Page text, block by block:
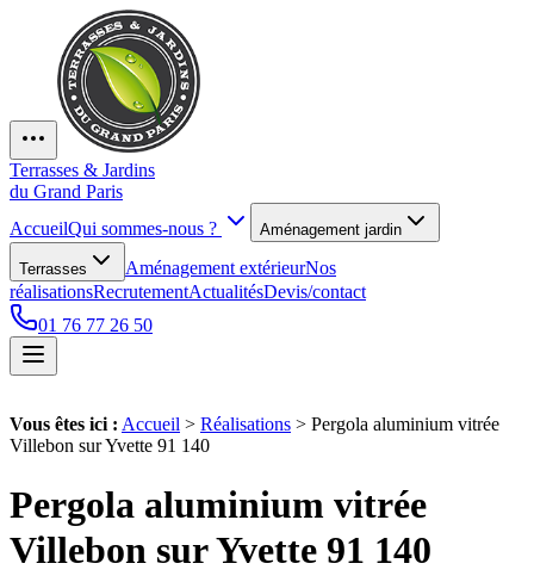
Terrasses & Jardins
du Grand Paris
AccueilQui sommes-nous ? Aménagement jardin
Terrasses Aménagement extérieurNos
réalisationsRecrutementActualitésDevis/contact
01 76 77 26 50
Vous êtes ici : Accueil > Réalisations > Pergola aluminium vitrée
Villebon sur Yvette 91 140
Pergola aluminium vitrée
Villebon sur Yvette 91 140